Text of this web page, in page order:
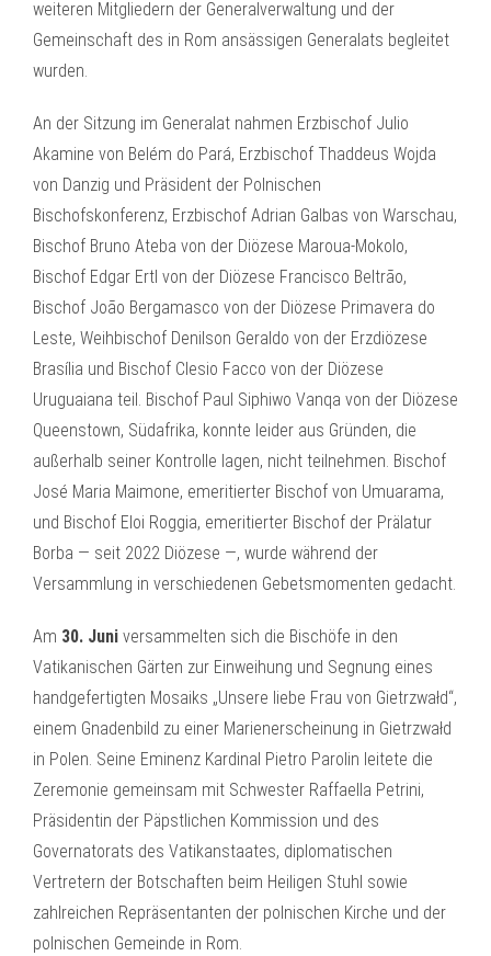
weiteren Mitgliedern der Generalverwaltung und der
Gemeinschaft des in Rom ansässigen Generalats begleitet
wurden.
An der Sitzung im Generalat nahmen Erzbischof Julio
Akamine von Belém do Pará, Erzbischof Thaddeus Wojda
von Danzig und Präsident der Polnischen
Bischofskonferenz, Erzbischof Adrian Galbas von Warschau,
Bischof Bruno Ateba von der Diözese Maroua-Mokolo,
Bischof Edgar Ertl von der Diözese Francisco Beltrão,
Bischof João Bergamasco von der Diözese Primavera do
Leste, Weihbischof Denilson Geraldo von der Erzdiözese
Brasília und Bischof Clesio Facco von der Diözese
Uruguaiana teil. Bischof Paul Siphiwo Vanqa von der Diözese
Queenstown, Südafrika, konnte leider aus Gründen, die
außerhalb seiner Kontrolle lagen, nicht teilnehmen. Bischof
José Maria Maimone, emeritierter Bischof von Umuarama,
und Bischof Eloi Roggia, emeritierter Bischof der Prälatur
Borba — seit 2022 Diözese —, wurde während der
Versammlung in verschiedenen Gebetsmomenten gedacht.
Am 30. Juni versammelten sich die Bischöfe in den
Vatikanischen Gärten zur Einweihung und Segnung eines
handgefertigten Mosaiks „Unsere liebe Frau von Gietrzwałd“,
einem Gnadenbild zu einer Marienerscheinung in Gietrzwałd
in Polen. Seine Eminenz Kardinal Pietro Parolin leitete die
Zeremonie gemeinsam mit Schwester Raffaella Petrini,
Präsidentin der Päpstlichen Kommission und des
Governatorats des Vatikanstaates, diplomatischen
Vertretern der Botschaften beim Heiligen Stuhl sowie
zahlreichen Repräsentanten der polnischen Kirche und der
polnischen Gemeinde in Rom.